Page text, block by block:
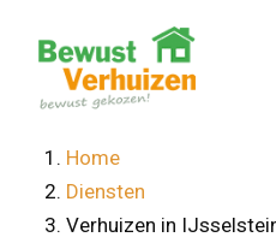
content
Home
Diensten
Verhuizen in